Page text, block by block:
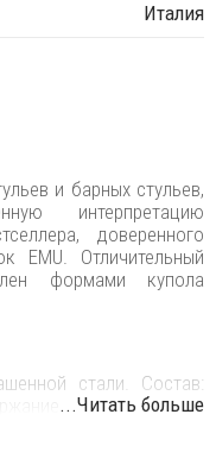
Италия
и барных стульев,
интерпретацию
доверенного
EMU. Отличительный
формами купола
стали. Состав:
углерода менее
...Читать больше